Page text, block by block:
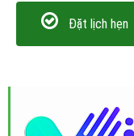
Đặt lịch hẹn